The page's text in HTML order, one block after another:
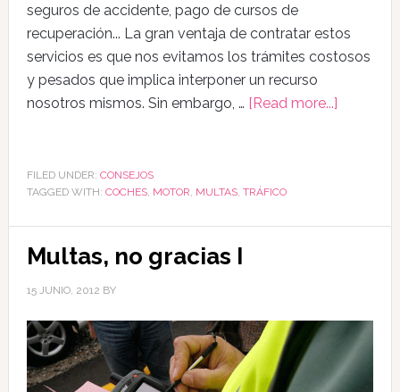
seguros de accidente, pago de cursos de
recuperación... La gran ventaja de contratar estos
servicios es que nos evitamos los trámites costosos
y pesados que implica interponer un recurso
nosotros mismos. Sin embargo, … [Read more...]
FILED UNDER: CONSEJOS
TAGGED WITH: COCHES, MOTOR MULTAS, TRÁFICO
Multas, no gracias I
15 JUNIO, 2012 BY